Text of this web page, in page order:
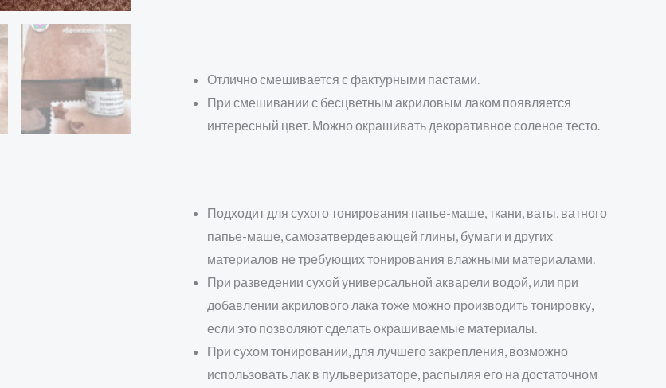
Отлично смешивается с фактурными пастами.
При смешивании с бесцветным акриловым лаком появляется
интересный цвет. Можно окрашивать декоративное соленое тесто.
Подходит для сухого тонирования папье-маше, ткани, ваты, ватного
папье-маше, самозатвердевающей глины, бумаги и других
материалов не требующих тонирования влажными материалами.
При разведении сухой универсальной акварели водой, или при
добавлении акрилового лака тоже можно производить тонировку,
если это позволяют сделать окрашиваемые материалы.
При сухом тонировании, для лучшего закрепления, возможно
использовать лак в пульверизаторе, распыляя его на достаточном